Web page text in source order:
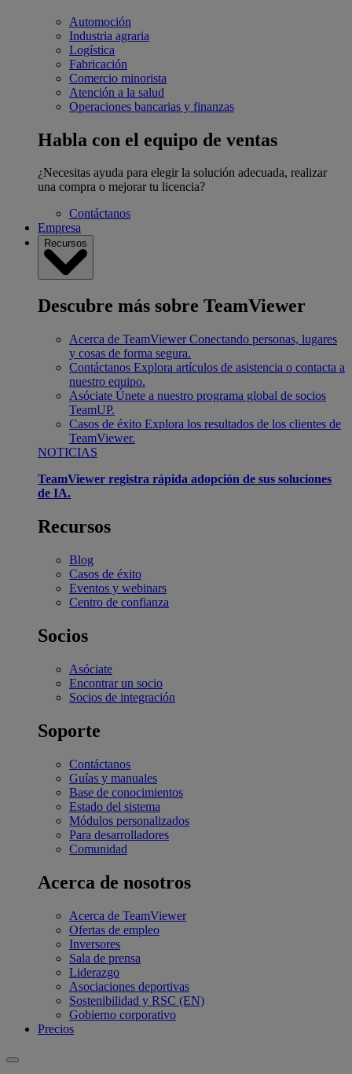
Automoción
Industria agraria
Logística
Fabricación
Comercio minorista
Atención a la salud
Operaciones bancarias y finanzas
Habla con el equipo de ventas
¿Necesitas ayuda para elegir la solución adecuada, realizar
una compra o mejorar tu licencia?
Contáctanos
Empresa
Recursos
Descubre más sobre TeamViewer
Acerca de TeamViewer Conectando personas, lugares
y cosas de forma segura.
Contáctanos Explora artículos de asistencia o contacta a
nuestro equipo.
Asóciate Únete a nuestro programa global de socios
TeamUP.
Casos de éxito Explora los resultados de los clientes de
TeamViewer.
NOTICIAS
TeamViewer registra rápida adopción de sus soluciones
de IA.
Recursos
Blog
Casos de éxito
Eventos y webinars
Centro de confianza
Socios
Asóciate
Encontrar un socio
Socios de integración
Soporte
Contáctanos
Guías y manuales
Base de conocimientos
Estado del sistema
Módulos personalizados
Para desarrolladores
Comunidad
Acerca de nosotros
Acerca de TeamViewer
Ofertas de empleo
Inversores
Sala de prensa
Liderazgo
Asociaciones deportivas
Sostenibilidad y RSC (EN)
Gobierno corporativo
Precios